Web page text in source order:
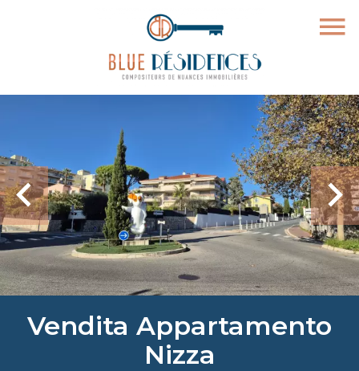
Vendita Appartamento
Nizza